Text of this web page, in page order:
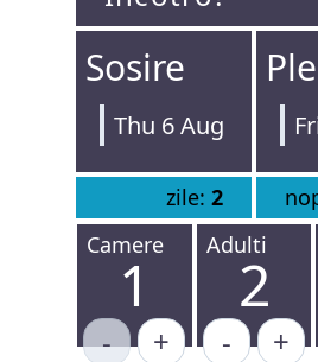
Sosire
Thu 6 Aug
zile: 2
Camere
1
- +
Adulti
2
- +